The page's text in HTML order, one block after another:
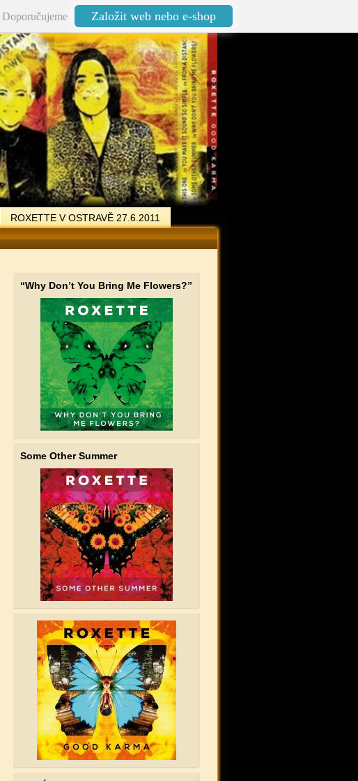
Doporučujeme Založit web nebo e-shop
ROXETTE V OSTRAVĚ 27.6.2011
“Why Don’t You Bring Me Flowers?”
Some Other Summer